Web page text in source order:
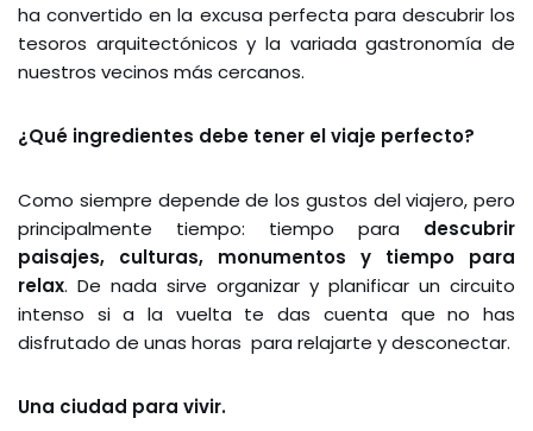
ha convertido en la excusa perfecta para descubrir los
tesoros arquitectónicos y la variada gastronomía de
nuestros vecinos más cercanos.
¿Qué ingredientes debe tener el viaje perfecto?
Como siempre depende de los gustos del viajero, pero
principalmente tiempo: tiempo para descubrir
paisajes, culturas, monumentos y tiempo para
relax. De nada sirve organizar y planificar un circuito
intenso si a la vuelta te das cuenta que no has
disfrutado de unas horas para relajarte y desconectar.
Una ciudad para vivir.